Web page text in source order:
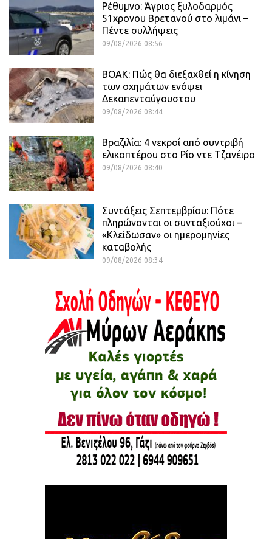
Ρέθυμνο: Άγριος ξυλοδαρμός
51χρονου Βρετανού στο λιμάνι –
Πέντε συλλήψεις
09/08/2026 08:56
ΒΟΑΚ: Πώς θα διεξαχθεί η κίνηση
των οχημάτων ενόψει
Δεκαπενταύγουστου
09/08/2026 08:44
Βραζιλία: 4 νεκροί από συντριβή
ελικοπτέρου στο Ρίο ντε Τζανέιρο
09/08/2026 08:40
Συντάξεις Σεπτεμβρίου: Πότε
πληρώνονται οι συνταξιούχοι –
«Κλείδωσαν» οι ημερομηνίες
καταβολής
09/08/2026 08:34